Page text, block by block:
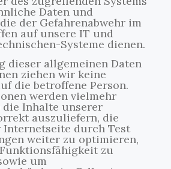
Daten und
der Gefahrenabwehr im
auf unsere IT und
Systeme dienen.
dieser allgemeinen Daten
ziehen wir keine
die betroffene Person.
werden vielmehr
die Inhalte unserer
auszuliefern, die
durch Test
weiter zu optimieren,
zu
um